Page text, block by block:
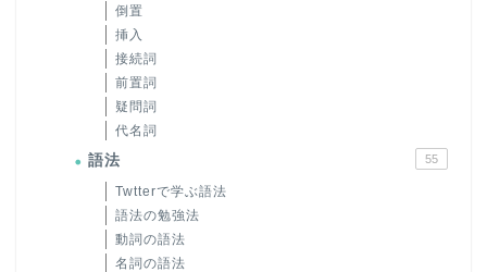
倒置
挿入
接続詞
前置詞
疑問詞
代名詞
語法 55
Twtterで学ぶ語法
語法の勉強法
動詞の語法
名詞の語法